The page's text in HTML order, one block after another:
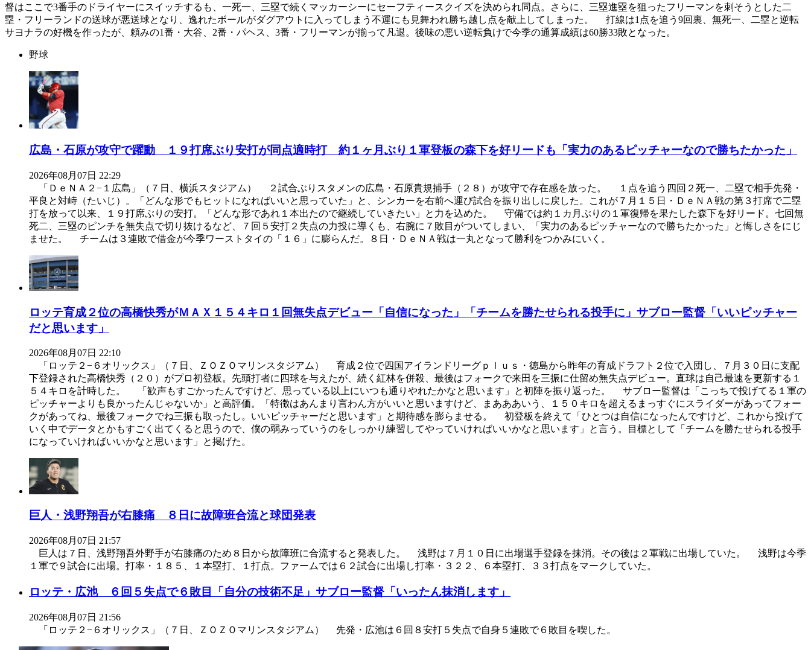
督はここで3番手のドライヤーにスイッチするも、一死一、三塁で続くマッカーシーにセーフティースクイズを決められ同点。さらに、三塁進塁を狙ったフリーマンを刺そうとした二
塁・フリーランドの送球が悪送球となり、逸れたボールがダグアウトに入ってしまう不運にも見舞われ勝ち越し点を献上してしまった。 打線は1点を追う9回裏、無死一、二塁と逆転
サヨナラの好機を作ったが、頼みの1番・大谷、2番・パヘス、3番・フリーマンが揃って凡退。後味の悪い逆転負けで今季の通算成績は60勝33敗となった。
野球
広島・石原が攻守で躍動 １９打席ぶり安打が同点適時打 約１ヶ月ぶり１軍登板の森下を好リードも「実力のあるピッチャーなので勝ちたかった」
2026年08月07日 22:29
「ＤｅＮＡ２−１広島」（７日、横浜スタジアム） ２試合ぶりスタメンの広島・石原貴規捕手（２８）が攻守で存在感を放った。 １点を追う四回２死一、二塁で相手先発・
平良と対峙（たいじ）。「どんな形でもヒットになればいいと思っていた」と、シンカーを右前へ運び試合を振り出しに戻した。これが７月１５日・ＤｅＮＡ戦の第３打席で二塁
打を放って以来、１９打席ぶりの安打。「どんな形であれ１本出たので継続していきたい」と力を込めた。 守備では約１カ月ぶりの１軍復帰を果たした森下を好リード。七回無
死二、三塁のピンチを無失点で切り抜けるなど、７回５安打２失点の力投に導くも、右腕に７敗目がついてしまい、「実力のあるピッチャーなので勝ちたかった」と悔しさをにじ
ませた。 チームは３連敗で借金が今季ワーストタイの「１６」に膨らんだ。８日・ＤｅＮＡ戦は一丸となって勝利をつかみにいく。
ロッテ育成２位の高橋快秀がＭＡＸ１５４キロ１回無失点デビュー「自信になった」「チームを勝たせられる投手に」サブロー監督「いいピッチャー
だと思います」
2026年08月07日 22:10
「ロッテ２−６オリックス」（７日、ＺＯＺＯマリンスタジアム） 育成２位で四国アイランドリーグｐｌｕｓ・徳島から昨年の育成ドラフト２位で入団し、７月３０日に支配
下登録された高橋快秀（２０）がプロ初登板。先頭打者に四球を与えたが、続く紅林を併殺、最後はフォークで来田を三振に仕留め無失点デビュー。直球は自己最速を更新する１
５４キロを計時した。 「歓声もすごかったんですけど、思っている以上にいつも通りやれたかなと思います」と初陣を振り返った。 サブロー監督は「こっちで投げてる１軍の
ピッチャーよりも良かったんじゃないか」と高評価。「特徴はあんまり言わん方がいいと思いますけど、まあああいう、１５０キロを超えるまっすぐにスライダーがあってフォー
クがあってね、最後フォークでね三振も取ったし。いいピッチャーだと思います」と期待感を膨らませる。 初登板を終えて「ひとつは自信になったんですけど、これから投げて
いく中でデータとかもすごく出てくると思うので、僕の弱みっていうのをしっかり練習してやっていければいいかなと思います」と言う。目標として「チームを勝たせられる投手
になっていければいいかなと思います」と掲げた。
巨人・浅野翔吾が右膝痛 ８日に故障班合流と球団発表
2026年08月07日 21:57
巨人は７日、浅野翔吾外野手が右膝痛のため８日から故障班に合流すると発表した。 浅野は７月１０日に出場選手登録を抹消。その後は２軍戦に出場していた。 浅野は今季
１軍で９試合に出場。打率・１８５、１本塁打、１打点。ファームでは６２試合に出場し打率・３２２、６本塁打、３３打点をマークしていた。
ロッテ・広池 ６回５失点で６敗目「自分の技術不足」サブロー監督「いったん抹消します」
2026年08月07日 21:56
「ロッテ２−６オリックス」（７日、ＺＯＺＯマリンスタジアム） 先発・広池は６回８安打５失点で自身５連敗で６敗目を喫した。